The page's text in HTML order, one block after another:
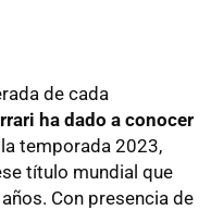
de cada
ha dado a conocer
temporada 2023,
título mundial que
Con presencia de